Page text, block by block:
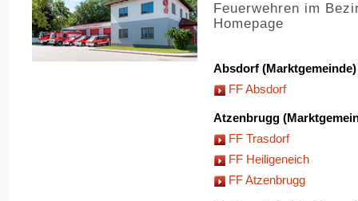
Feuerwehren im
Homepage
Absdorf (Marktgemeinde)
FF Absdorf
Atzenbrugg
FF Trasdorf
FF Heiligeneich
FF Atzenbrugg